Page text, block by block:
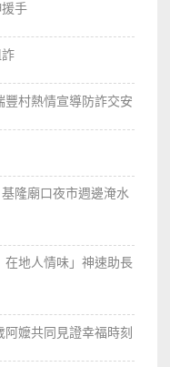
手
豐村熱情宣導防詐交安
隆廟口夜市週邊淹水
在地人情味」神速助長
嬤共同見證幸福時刻